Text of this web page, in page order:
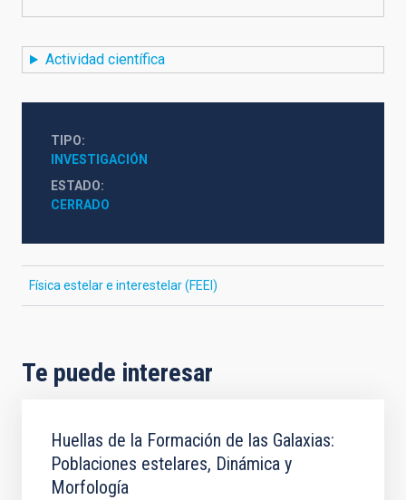
Actividad científica
TIPO
INVESTIGACIÓN
ESTADO
CERRADO
Física estelar e interestelar (FEEI)
Te puede interesar
Huellas de la Formación de las Galaxias:
Poblaciones estelares, Dinámica y
Morfología